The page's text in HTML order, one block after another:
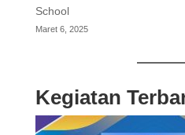
School
Maret 6, 2025
Kegiatan